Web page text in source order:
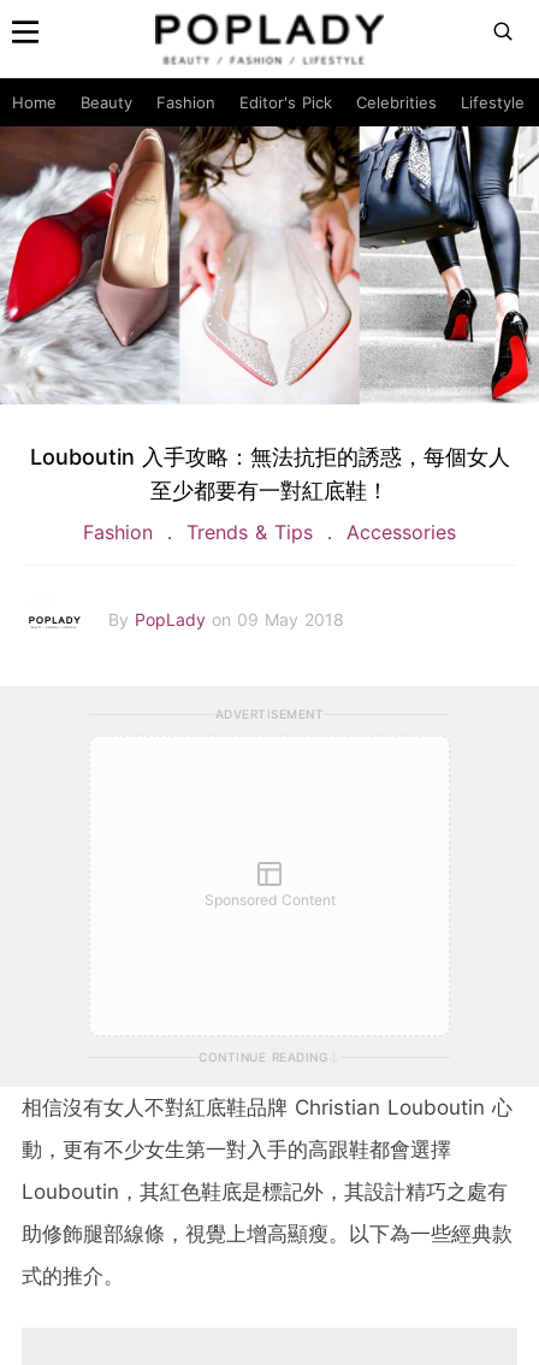
Home Beauty Fashion Editor's Pick Celebrities Lifestyle
Louboutin 入手攻略：無法抗拒的誘惑，每個女人
至少都要有一對紅底鞋！
Fashion Trends & Tips Accessories
By PopLady on 09 May 2018
ADVERTISEMENT
Sponsored Content
CONTINUE READING
相信沒有女人不對紅底鞋品牌 Christian Louboutin 心
動，更有不少女生第一對入手的高跟鞋都會選擇
Louboutin ，其紅色鞋底是標記外，其設計精巧之處有
助修飾腿部線條，視覺上增高顯瘦。以下為一些經典款
式的推介。